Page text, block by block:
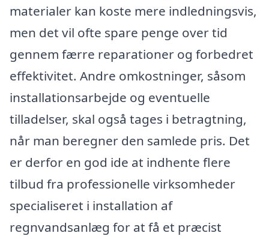
materialer kan koste mere indledningsvis,
men det vil ofte spare penge over tid
gennem færre reparationer og forbedret
effektivitet. Andre omkostninger, såsom
installationsarbejde og eventuelle
tilladelser, skal også tages i betragtning,
når man beregner den samlede pris. Det
er derfor en god ide at indhente flere
tilbud fra professionelle virksomheder
specialiseret i installation af
regnvandsanlæg for at få et præcist